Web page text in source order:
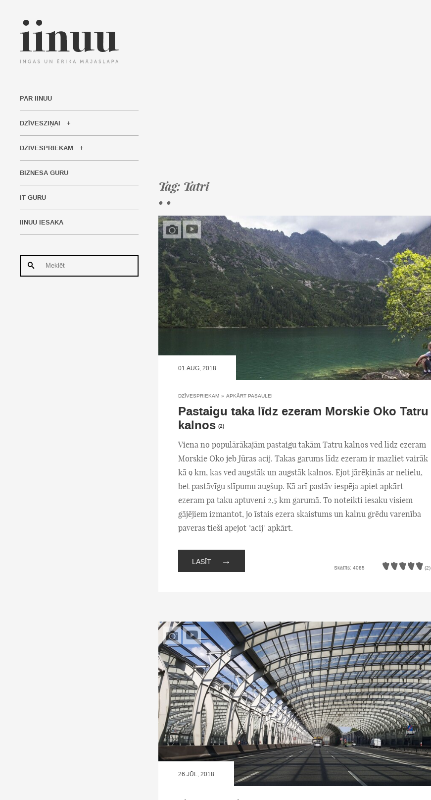
PAR IINUU
DZĪVESZIŅAI
DZĪVESPRIEKAM
BIZNESA GURU
IT GURU
IINUU IESAKA
Tag: Tatri
• •
01.AUG, 2018
DZĪVESPRIEKAM » APKĀRT PASAULEI
Pastaigu taka līdz ezeram Morskie Oko Tatru
kalnos (2)
Viena no populārākajām pastaigu takām Tatru kalnos ved līdz ezeram
Morskie Oko jeb Jūras acij. Takas garums līdz ezeram ir mazliet vairāk
kā 9 km, kas ved augstāk un augstāk kalnos. Ejot jārēķinās ar nelielu,
bet pastāvīgu slīpumu augšup. Kā arī pastāv iespēja apiet apkārt
ezeram pa taku aptuveni 2,5 km garumā. To noteikti iesaku visiem
gājējiem izmantot, jo īstais ezera skaistums un kalnu grēdu varenība
paveras tieši apejot "acij" apkārt.
LASĪT →
Skatīts: 4085 (2)
26.JŪL, 2018